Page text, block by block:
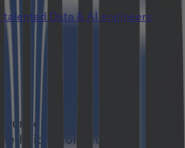
talented Data & AI engineers
des Cloud